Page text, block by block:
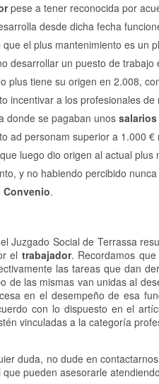
pese a tener reconocida por
desde dicha fecha
que el plus mantenimiento es un
desarrollar un puesto de
plus tiene su origen en 2.008,
incentivar a los profesionales
donde se pagaban unossalarios
ad personam superior a 1.000
luego dio origen al actual
y no habiendo percibido
Convenio.
Juzgado Social de Terrassa
el trabajador. Recordamos
las tareas que dan
de las mismas van unidas al
en el desempeño de esa
con lo dispuesto en el
vinculadas a la categoría
duda, no dude en
pueden asesorarle